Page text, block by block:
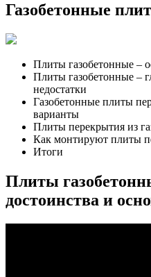
Газобетонные
Плиты газобетонные –
Плиты газобетонные –
недостатки
Газобетонные плиты
варианты
Плиты перекрытия из
Как монтируют плиты
Итоги
Плиты
достоинства и